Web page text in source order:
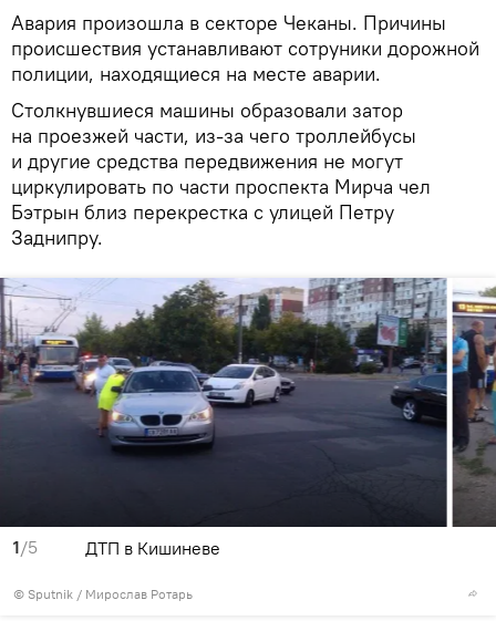
Авария произошла в секторе Чеканы. Причины
происшествия устанавливают сотруники дорожной
полиции, находящиеся на месте аварии.
Столкнувшиеся машины образовали затор
на проезжей части, из-за чего троллейбусы
и другие средства передвижения не могут
циркулировать по части проспекта Мирча чел
Бэтрын близ перекрестка с улицей Петру
Заднипру.
1/5
© Sputnik / Мирослав Ротарь
ДТП в Кишиневе